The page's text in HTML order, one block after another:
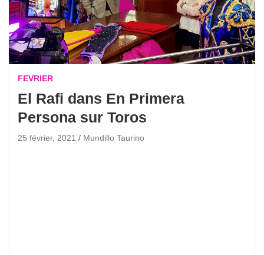
FEVRIER
El Rafi dans En Primera
Persona sur Toros
25 février, 2021 Mundillo Taurino